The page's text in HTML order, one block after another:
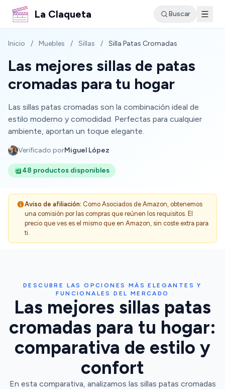
La Claqueta Buscar
Inicio / Muebles / Sillas / Silla Patas Cromadas
Las mejores sillas de patas
cromadas para tu hogar
Las sillas patas cromadas son la combinación ideal de
estilo moderno y comodidad. Perfectas para cualquier
ambiente, aportan un toque elegante.
Verificado porMiguel López
48 productos disponibles
Aviso de afiliación: Como Asociados de Amazon, obtenemos
una comisión por las compras que reúnen los requisitos. El
precio que ves es el mismo que en Amazon, sin coste extra para
ti.
DESCUBRE LAS OPCIONES MÁS ELEGANTES Y
FUNCIONALES DEL MERCADO
Las mejores sillas patas
cromadas para tu hogar:
comparativa de estilo y
confort
En esta comparativa, analizamos las sillas patas cromadas